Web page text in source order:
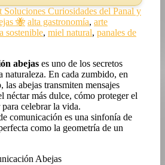
Soluciones Curiosidades del Panal y
🐝 alta gastronomía, arte
sostenible, miel natural, panales de
abejas es uno de los secretos
naturaleza. En cada zumbido, en
las abejas transmiten mensajes
néctar más dulce, cómo proteger el
celebrar la vida.
comunicación es una sinfonía de
como la geometría de un